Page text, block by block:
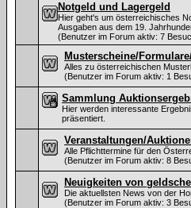
Notgeld und Lagergeld
Hier geht's um österreichisches
Ausgaben aus dem 19.
(Benutzer im Forum aktiv: 7
Musterscheine/
Alles zu österreichischen
(Benutzer im Forum aktiv: 1
Sammlung
Hier werden interessante
präsentiert.
Veranstaltungen/
Alle Pflichttermine für den
(Benutzer im Forum aktiv: 8
Neuigkeiten von
Die aktuellsten News von der
(Benutzer im Forum aktiv: 3